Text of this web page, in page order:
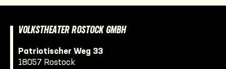
VOLKSTHEATER ROSTOCK GMBH
Patriotischer Weg 33
18057 Rostock